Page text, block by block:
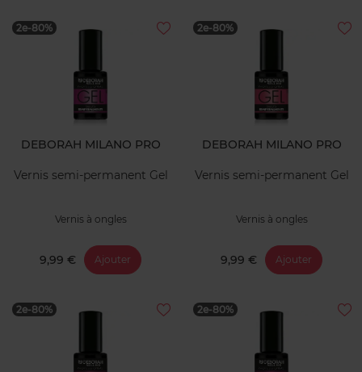
2e-80%
DEBORAH MILANO PRO
Vernis semi-permanent Gel
Vernis à ongles
9,99 € Ajouter
2e-80%
DEBORAH MILANO PRO
Vernis semi-permanent Gel
Vernis à ongles
9,99 € Ajouter
2e-80% 2e-80%